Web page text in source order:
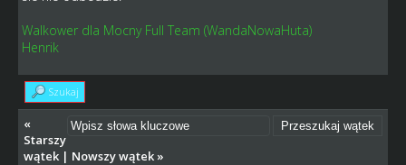
Walkower dla Mocny Full Team (WandaNowaHuta)
Henrik
Szukaj
«
Starszy
wątek| Nowszy wątek»